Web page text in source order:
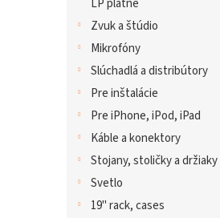
LP platne
Zvuk a štúdio
Mikrofóny
Slúchadlá a distribútory
Pre inštalácie
Pre iPhone, iPod, iPad
Káble a konektory
Stojany, stoličky a držiaky
Svetlo
19" rack, cases